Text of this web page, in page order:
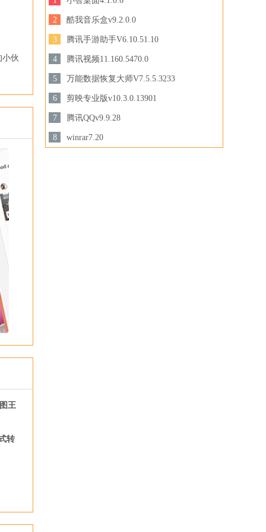
小伙
王
转
129 MB /
下载
2
酷我音乐盒v9.2.0.0
44.8MB /
3
腾讯手游助手V6.10.51.10
3.44 MB /
下载
4
腾讯视频11.160.5470.0
158.47 MB /
5
万能数据恢复大师V7.5.5.3233
3.28MB /
6
剪映专业版v10.3.0.13901
694.78 MB /
下载
7
腾讯QQv9.9.28
201.87MB /
8
winrar7.20